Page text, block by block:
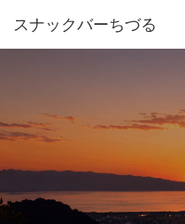
スナックバーちづる